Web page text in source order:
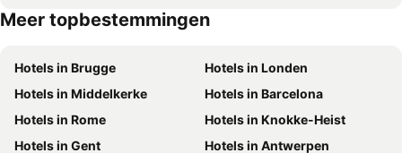
Hotels in Frankrijk
Hotels in Luxemburg
Meer topbestemmingen
Hotels in Brugge
Hotels in Londen
Hotels in Middelkerke
Hotels in Barcelona
Hotels in Rome
Hotels in Knokke-Heist
Hotels in Gent
Hotels in Antwerpen